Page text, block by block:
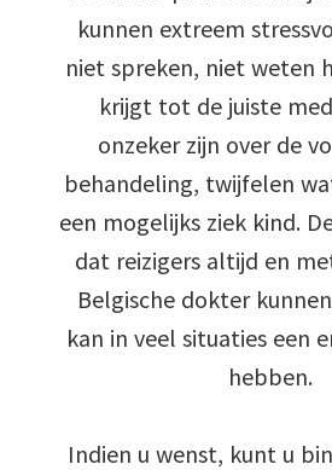
kunnen extreem
niet spreken, niet weten
krijgt tot de juiste
onzeker zijn over de
behandeling, twijfelen
een mogelijks ziek kind.
dat reizigers altijd en
Belgische dokter
kan in veel situaties een
hebben.
Indien u wenst, kunt u
0
1
20